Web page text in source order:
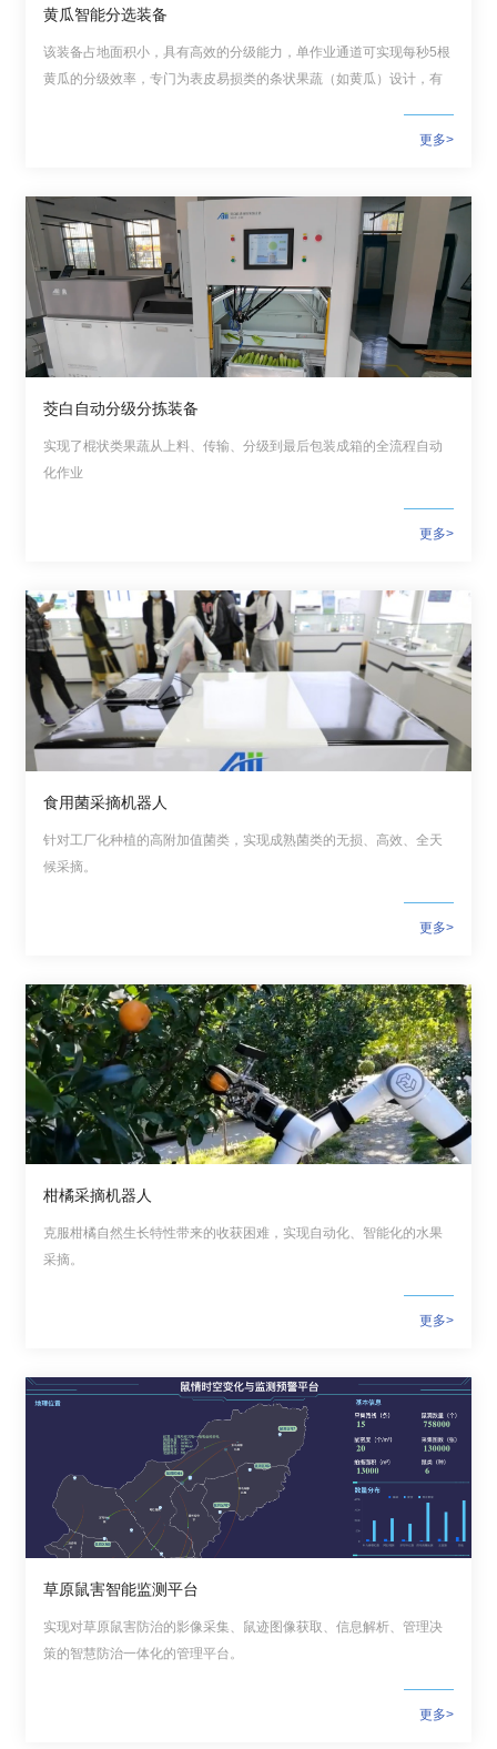
黄瓜智能分选装备
该装备占地面积小，具有高效的分级能力，单作业通道可实现每秒5根
黄瓜的分级效率，专门为表皮易损类的条状果蔬（如黄瓜）设计，有
更多>
茭白自动分级分拣装备
实现了棍状类果蔬从上料、传输、分级到最后包装成箱的全流程自动
化作业
更多>
食用菌采摘机器人
针对工厂化种植的高附加值菌类，实现成熟菌类的无损、高效、全天
候采摘。
更多>
柑橘采摘机器人
克服柑橘自然生长特性带来的收获困难，实现自动化、智能化的水果
采摘。
更多>
草原鼠害智能监测平台
实现对草原鼠害防治的影像采集、鼠迹图像获取、信息解析、管理决
策的智慧防治一体化的管理平台。
更多>